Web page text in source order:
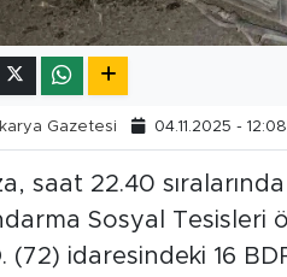
Gazetesi 04.11.2025 - 12:08
saat 22.40
Sosyal Tesisleri
(72) idaresindeki 16